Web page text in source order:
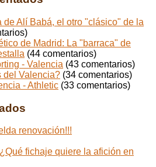
de Alí Babá, el otro "clásico" de la
de Madrid: La "barraca" de
(44 comentarios)
- Valencia (43 comentarios)
del Valencia? (34 comentarios)
- Athletic (33 comentarios)
renovación!!!
¿Qué fichaje quiere la afición en